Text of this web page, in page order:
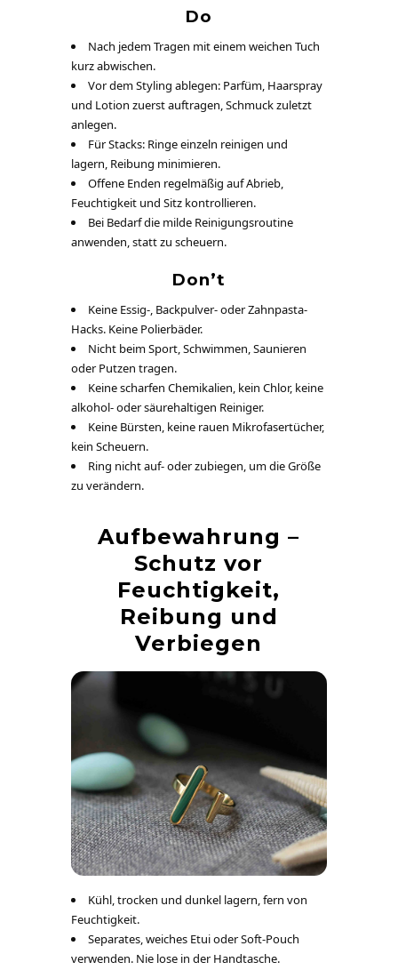
Do
Nach jedem Tragen mit einem weichen Tuch
kurz abwischen.
Vor dem Styling ablegen: Parfüm, Haarspray
und Lotion zuerst auftragen, Schmuck zuletzt
anlegen.
Für Stacks: Ringe einzeln reinigen und
lagern, Reibung minimieren.
Offene Enden regelmäßig auf Abrieb,
Feuchtigkeit und Sitz kontrollieren.
Bei Bedarf die milde Reinigungsroutine
anwenden, statt zu scheuern.
Don’t
Keine Essig-, Backpulver- oder Zahnpasta-
Hacks. Keine Polierbäder.
Nicht beim Sport, Schwimmen, Saunieren
oder Putzen tragen.
Keine scharfen Chemikalien, kein Chlor, keine
alkohol- oder säurehaltigen Reiniger.
Keine Bürsten, keine rauen Mikrofasertücher,
kein Scheuern.
Ring nicht auf- oder zubiegen, um die Größe
zu verändern.
Aufbewahrung –
Schutz vor
Feuchtigkeit,
Reibung und
Verbiegen
Kühl, trocken und dunkel lagern, fern von
Feuchtigkeit.
Separates, weiches Etui oder Soft-Pouch
verwenden. Nie lose in der Handtasche.